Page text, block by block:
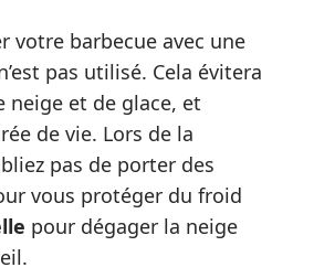
votre barbecue avec une
pas utilisé. Cela évitera
neige et de glace, et
de vie. Lors de la
pas de porter des
vous protéger du froid
pour dégager la neige